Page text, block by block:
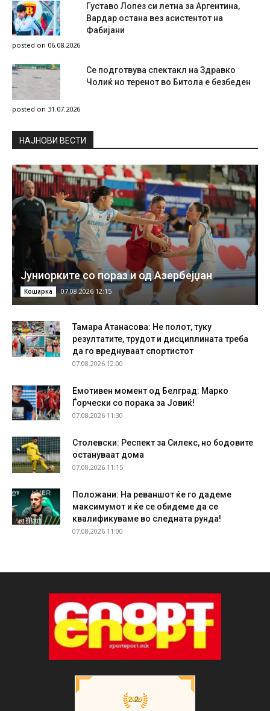
Густаво Лопез си летна за Аргентина,
Вардар остана вез асистентот на
Фабијани
posted on 06.08.2026
Се подготвува спектакл на Здравко
Чолиќ но теренот во Битола е безбеден
posted on 31.07.2026
НAЈНОВИ ВЕСТИ
Јуниорките со пораз и од Азербејџан
Кошарка 07.08.2026 12:15
Тамара Атанасова: Не полот, туку
резултатите, трудот и дисциплината треба
да го вреднуваат спортистот
07.08.2026 12:00
Емотивен момент од Белград: Марко
Ѓорчески со порака за Јовиќ!
07.08.2026 11:30
Столевски: Респект за Силекс, но бодовите
остануваат дома
07.08.2026 11:15
Положани: На реваншот ќе го дадеме
максимумот и ќе се обидеме да се
квалификуваме во следната рунда!
07.08.2026 11:00